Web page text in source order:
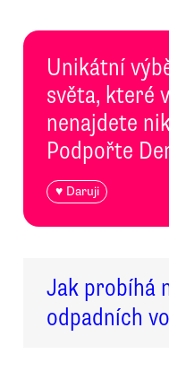
Unikátní
světa, které
nenajdete
Podpořte
♥ Daruji
Jak probíhá
odpadních